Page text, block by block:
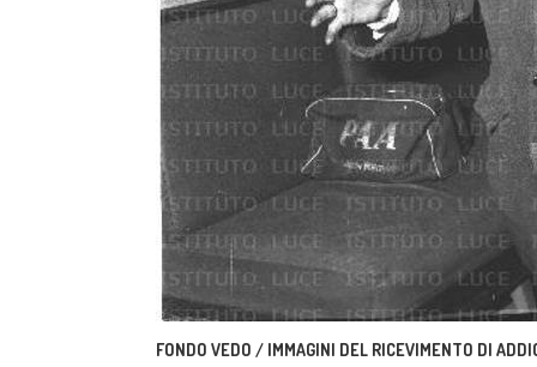
FONDO VEDO / IMMAGINI DEL RICEVIMENTO DI